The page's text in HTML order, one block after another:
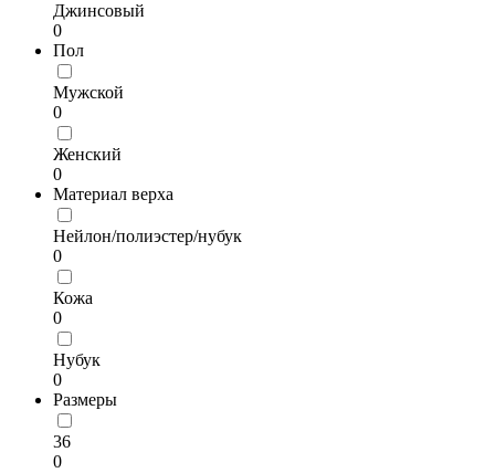
Джинсовый
0
Пол
Мужской
0
Женский
0
Материал верха
Нейлон/полиэстер/нубук
0
Кожа
0
Нубук
0
Размеры
36
0